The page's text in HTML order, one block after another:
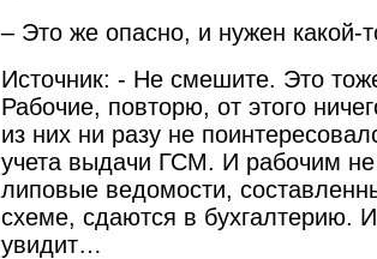
– Это же опасно, и нужен какой-
Источник: - Не смешите. Это
Рабочие, повторю, от этого
из них ни разу не
учета выдачи ГСМ. И рабочим не
липовые ведомости,
схеме, сдаются в бухгалтерию.
увидит…